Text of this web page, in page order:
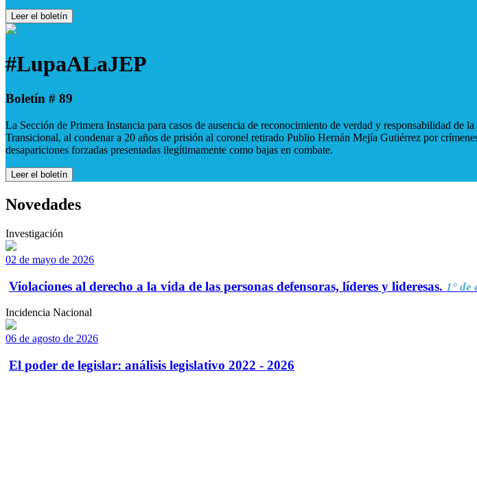
Leer el boletín
#LupaALaJEP
Boletín # 89
La Sección de Primera Instancia para casos de ausencia de reconocimiento de verdad y responsabilidad
Transicional, al condenar a 20 años de prisión al coronel retirado Publio Hernán Mejía Gutiérrez por
desapariciones forzadas presentadas ilegítimamente como bajas en combate.
Leer el boletín
Novedades
Investigación
02 de mayo de 2026
Violaciones al derecho a la vida de las personas defensoras, líderes y lideresas. 1° de
Incidencia Nacional
06 de agosto de 2026
El poder de legislar: análisis legislativo 2022 - 2026